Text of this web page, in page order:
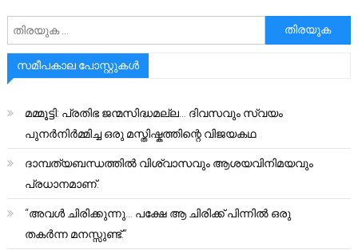
അനേഷിക്കുക
സമീപകാല പോസ്റ്റുകൾ
മമ്മൂട്ടി: പ്രതിഭ ജന്മസിദ്ധമല്ല… ദിവസവും സ്വയം
പുനർനിർമ്മിച്ച ഒരു മസ്തിഷ്കത്തിന്റെ വിജയകഥ
ദാമ്പത്യബന്ധത്തിൽ വിശ്വാസവും ആശയവിനിമയവും
പ്രധാനമാണ്.
“അവൾ ചിരിക്കുന്നു… പക്ഷേ ആ ചിരിക്ക് പിന്നിൽ ഒരു
തകർന്ന മനസ്സുണ്ട്.”